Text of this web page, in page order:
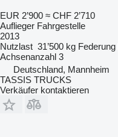
EUR 2’900 ≈ CHF 2’710
Auflieger Fahrgestelle
2013
Nutzlast 31’500 kg Federung
Achsenanzahl 3
Deutschland, Mannheim
TASSIS TRUCKS
Verkäufer kontaktieren